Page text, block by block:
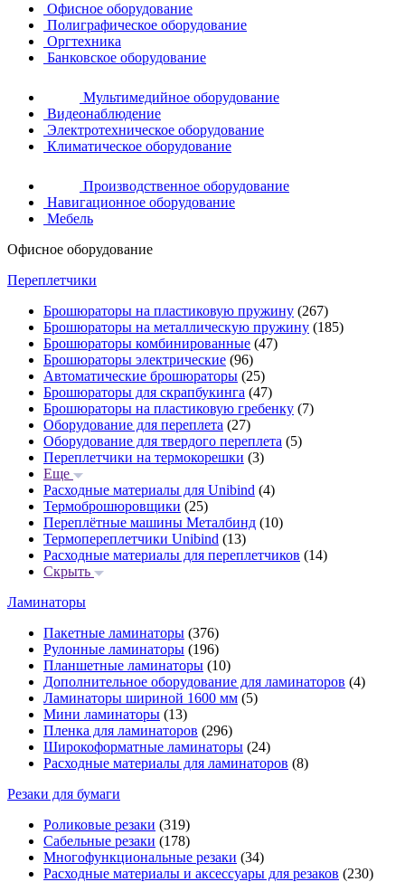
Офисное оборудование
Полиграфическое оборудование
Оргтехника
Банковское оборудование
Мультимедийное оборудование
Видеонаблюдение
Электротехническое оборудование
Климатическое оборудование
Производственное оборудование
Навигационное оборудование
Мебель
Офисное оборудование
Переплетчики
Брошюраторы на пластиковую пружину (267)
Брошюраторы на металлическую пружину (185)
Брошюраторы комбинированные (47)
Брошюраторы электрические (96)
Автоматические брошюраторы (25)
Брошюраторы для скрапбукинга (47)
Брошюраторы на пластиковую гребенку (7)
Оборудование для переплета (27)
Оборудование для твердого переплета (5)
Переплетчики на термокорешки (3)
Еще
Расходные материалы для Unibind (4)
Термоброшюровщики (25)
Переплётные машины Металбинд (10)
Термопереплетчики Unibind (13)
Расходные материалы для переплетчиков (14)
Скрыть
Ламинаторы
Пакетные ламинаторы (376)
Рулонные ламинаторы (196)
Планшетные ламинаторы (10)
Дополнительное оборудование для ламинаторов (4)
Ламинаторы шириной 1600 мм (5)
Мини ламинаторы (13)
Пленка для ламинаторов (296)
Широкоформатные ламинаторы (24)
Расходные материалы для ламинаторов (8)
Резаки для бумаги
Роликовые резаки (319)
Сабельные резаки (178)
Многофункциональные резаки (34)
Расходные материалы и аксессуары для резаков (230)